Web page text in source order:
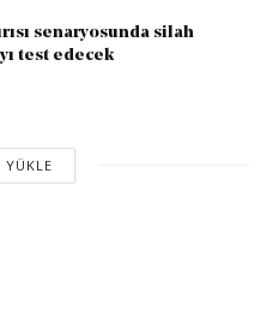
senaryosunda silah
test edecek
YÜKLE